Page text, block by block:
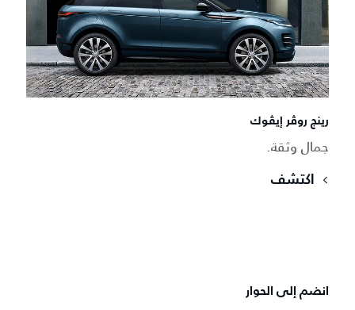
رينج روڤر إيڤوك
جمال وثقة.
اكتشف
انضم إلى الحوار